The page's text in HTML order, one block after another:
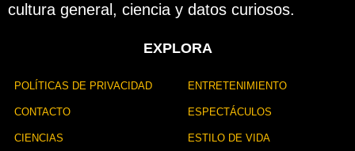
cultura general, ciencia y datos curiosos.
EXPLORA
POLÍTICAS DE PRIVACIDAD
CONTACTO
CIENCIAS
ENTRETENIMIENTO
ESPECTÁCULOS
ESTILO DE VIDA